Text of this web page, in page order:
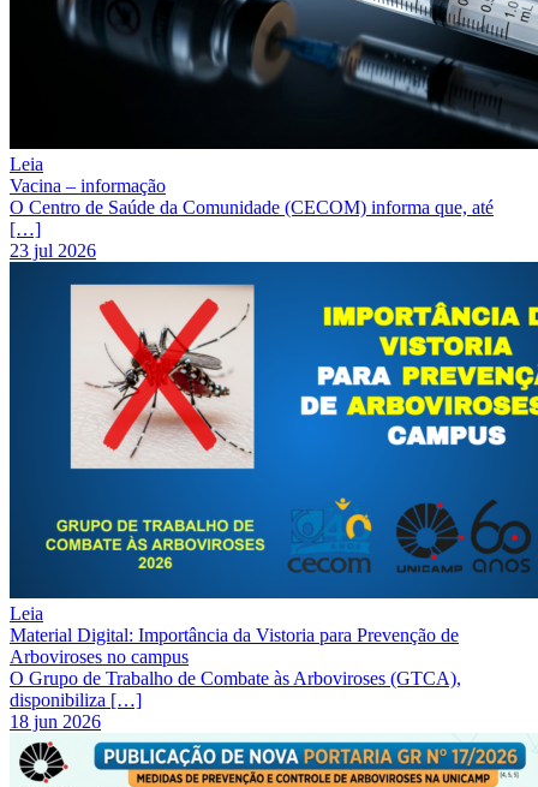
Leia
Vacina – informação
O Centro de Saúde da Comunidade (CECOM) informa que, até
[…]
23 jul 2026
Leia
Material Digital: Importância da Vistoria para Prevenção de
Arboviroses no campus
O Grupo de Trabalho de Combate às Arboviroses (GTCA),
disponibiliza […]
18 jun 2026